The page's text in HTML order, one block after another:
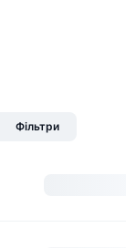
Фільтри